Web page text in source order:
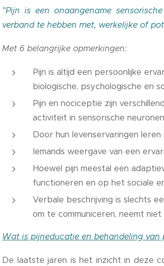
"Pijn is een onaangename
verband te hebben met, werkelijke of
Met 6 belangrijke opmerkingen:
Pijn is altijd een persoonlijke
biologische, psychologische en
Pijn en nociceptie zijn
activiteit in sensorische
Door hun levenservaringen
Iemands weergave van een
Hoewel pijn meestal een
functioneren en op het sociale
Verbale beschrijving is slechts
om te communiceren, neemt
Wat is pijneducatie en behandeling van
De laatste jaren is het inzicht in deze